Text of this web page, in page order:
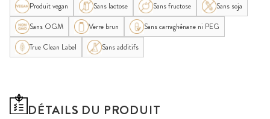
Produit vegan Sans lactose Sans fructose
Sans soja
Sans OGM
Verre brun
Sans carraghénane ni PEG
True Clean Label
Sans additifs
DÉTAILS DU PRODUIT